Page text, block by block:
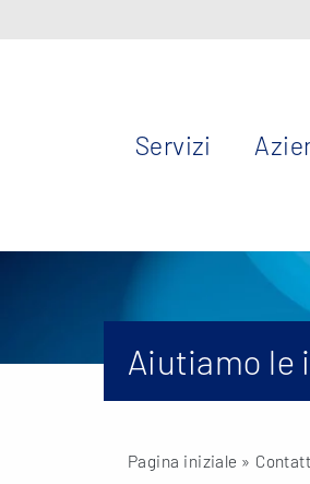
Servizi
Aiutiamo le
Pagina iniziale »